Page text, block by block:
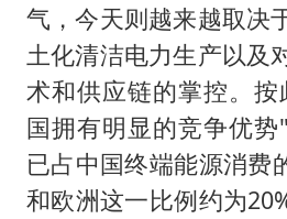
气，今天则越来越取决
土化清洁电力生产以及
术和供应链的掌控。
国拥有明显的竞争优
已占中国终端能源消费
和欧洲这一比例约为